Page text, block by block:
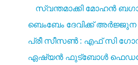
സ്വന്തമാക്കി മോഹൻ
ബെംബേം ദേവിക്ക്
പ്രീ സീസൺ : എഫ് സി
ഏഷ്യൻ ഫുട്ബോൾ